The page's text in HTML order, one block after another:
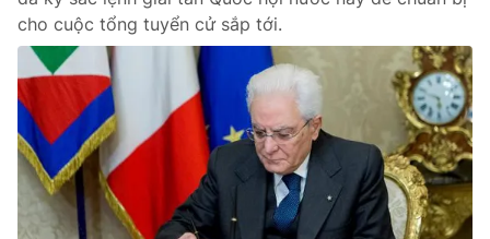
cho cuộc tổng tuyển cử sắp tới.